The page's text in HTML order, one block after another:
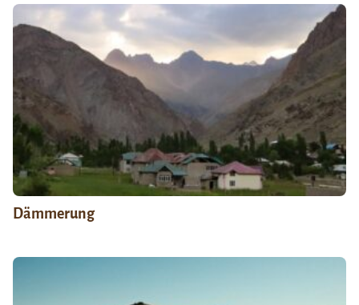
Dämmerung